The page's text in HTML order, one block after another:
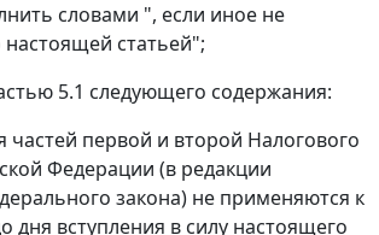
словами ", если иное не
статьей";
5.1 следующего содержания:
частей первой и второй Налогового
Федерации (в редакции
закона) не применяются к
дня вступления в силу настоящего